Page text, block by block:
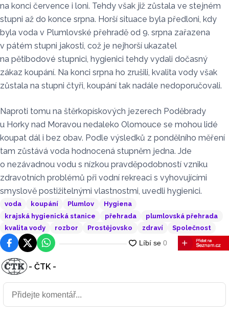
na konci července i loni. Tehdy však již zůstala ve stejném
stupni až do konce srpna. Horší situace byla předloni, kdy
byla voda v Plumlovské přehradě od 9. srpna zařazena
v pátém stupni jakosti, což je nejhorší ukazatel
na pětibodové stupnici, hygienici tehdy vydali dočasný
zákaz koupání. Na konci srpna ho zrušili, kvalita vody však
zůstala na stupni čtyři, koupání tak nadále nedoporučovali.
Naproti tomu na štěrkopískových jezerech Poděbrady
u Horky nad Moravou nedaleko Olomouce se mohou lidé
koupat dál i bez obav. Podle výsledků z pondělního měření
tam zůstává voda hodnocená stupněm jedna. Jde
o nezávadnou vodu s nízkou pravděpodobností vzniku
zdravotních problémů při vodní rekreaci s vyhovujícími
smyslově postižitelnými vlastnostmi, uvedli hygienici.
voda koupání Plumlov
Hygiena
krajská hygienická stanice
přehrada
plumlovská přehrada
kvalita vody
rozbor Prostějovsko zdraví Společnost
FacebookPlatforma X
WhatsApp
- ČTK -